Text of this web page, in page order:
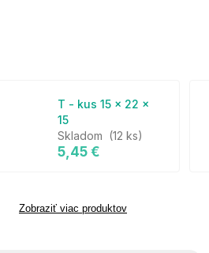
T - kus 15 x 22 x
15
Skladom (12 ks)
5,45 €
Zobraziť viac produktov